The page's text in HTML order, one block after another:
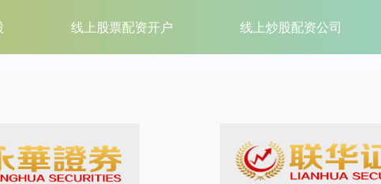
线上股票配资开户 线上炒股配资公司